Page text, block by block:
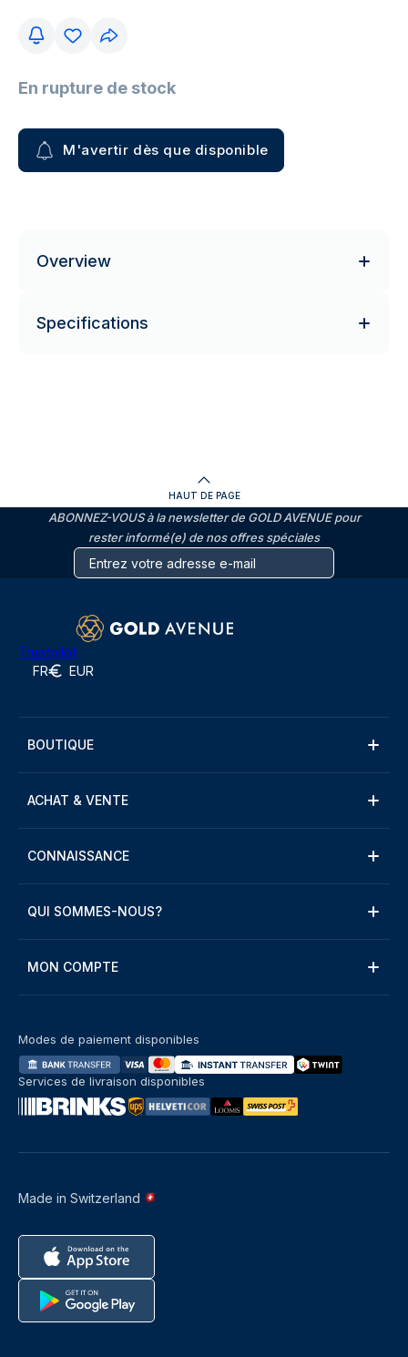
En rupture de stock
M'avertir dès que disponible
Overview
Specifications
HAUT DE PAGE
ABONNEZ-VOUS à la newsletter de GOLD AVENUE pour
rester informé(e) de nos offres spéciales
Trustpilot
FR EUR
BOUTIQUE
ACHAT & VENTE
CONNAISSANCE
QUI SOMMES-NOUS?
MON COMPTE
Made in Switzerland
Modes de paiement disponibles
Services de livraison disponibles